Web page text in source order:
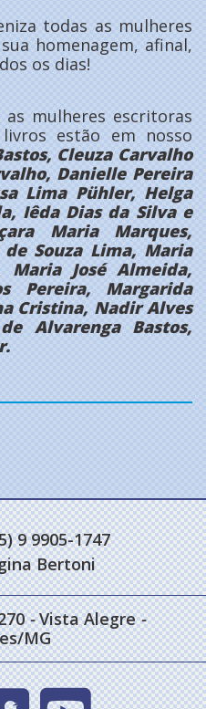
todas as mulheres
homenagem, afinal,
os dias!
as mulheres escritoras
estão em nosso
Cleuza Carvalho
Danielle Pereira
Lima Pühler, Helga
Iêda Dias da Silva e
Maria Marques,
Souza Lima, Maria
Maria José Almeida,
Pereira, Margarida
Cristina, Nadir Alves
Alvarenga Bastos,
9 9905-1747
Bertoni
- Vista Alegre-
MG